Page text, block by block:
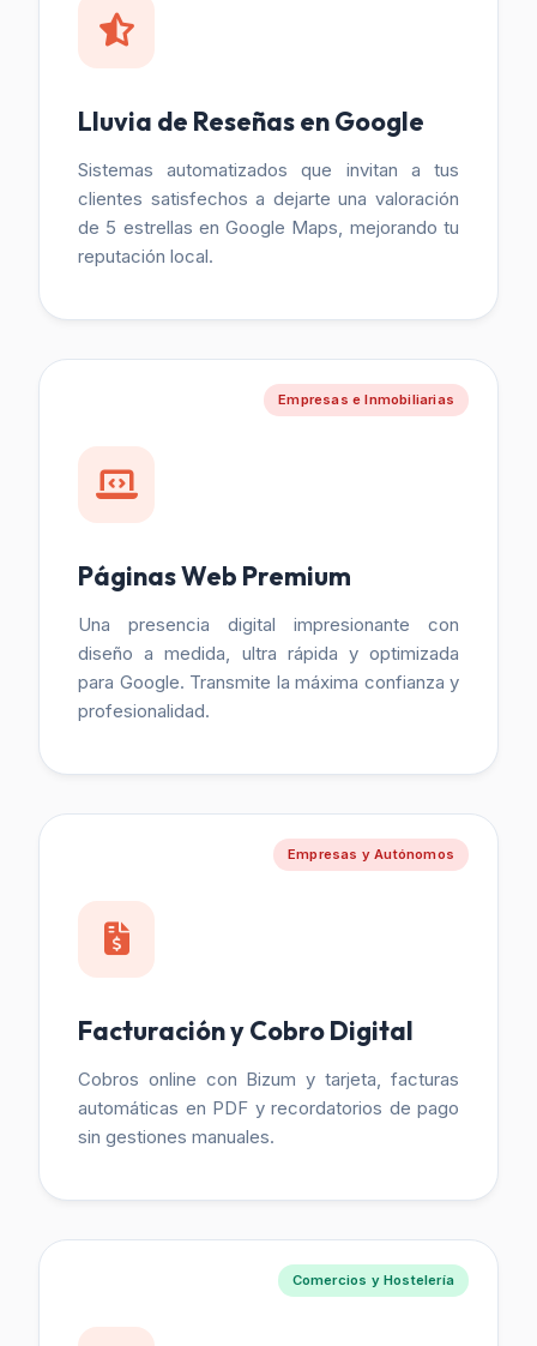
Lluvia de Reseñas en Google
Sistemas automatizados que invitan a tus
clientes satisfechos a dejarte una valoración
de 5 estrellas en Google Maps, mejorando tu
reputación local.
Empresas e Inmobiliarias
Páginas Web Premium
Una presencia digital impresionante con
diseño a medida, ultra rápida y optimizada
para Google. Transmite la máxima confianza y
profesionalidad.
Empresas y Autónomos
Facturación y Cobro Digital
Cobros online con Bizum y tarjeta, facturas
automáticas en PDF y recordatorios de pago
sin gestiones manuales.
Comercios y Hostelería